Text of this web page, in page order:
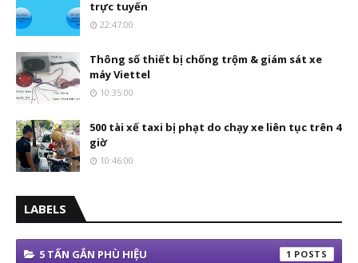
trực tuyến
22:47:00
Thông số thiết bị chống trộm & giám sát xe
máy Viettel
10:35:00
500 tài xế taxi bị phạt do chạy xe liên tục trên 4
giờ
10:46:00
LABELS
5 TẤN GẮN PHÙ HIỆU 1